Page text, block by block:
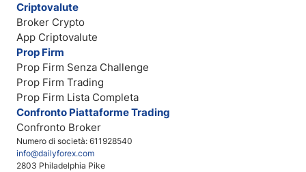
Numero di società: 611928540
info@dailyforex.com
2803 Philadelphia Pike
Criptovalute
Broker Crypto
App Criptovalute
Prop Firm
Prop Firm Senza Challenge
Prop Firm Trading
Prop Firm Lista Completa
Confronto Piattaforme Trading
Confronto Broker